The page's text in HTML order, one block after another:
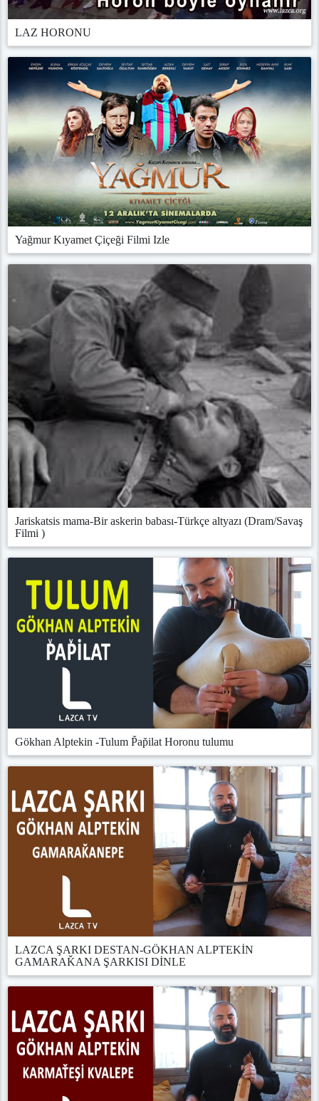
LAZ HORONU
Yağmur Kıyamet Çiçeği Filmi Izle
Jariskatsis mama-Bir askerin babası-Türkçe altyazı (Dram/Savaş
Filmi )
Gökhan Alptekin -Tulum P̌ap̌ilat Horonu tulumu
LAZCA ŞARKI DESTAN-GÖKHAN ALPTEKİN
GAMARAǨANA ŞARKISI DİNLE